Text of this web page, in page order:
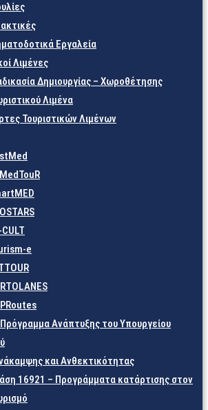
Εργαλεία
Λιμένες
Δημιουργίας – Χωροθέτησης
Λιμένα
Τουριστικών Λιμένων
CULT
e
Ανάπτυξης του Υπουργείου
και Ανθεκτικότητας
16921 – Προγράμματα κατάρτισης στον